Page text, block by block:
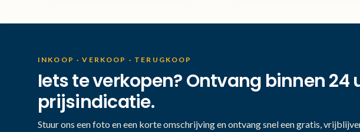
INKOOP · VERKOOP · TERUGKOOP
Iets te verkopen? Ontvang binnen 24
prijsindicatie.
Stuur ons een foto en een korte omschrijving en ontvang snel een gratis,